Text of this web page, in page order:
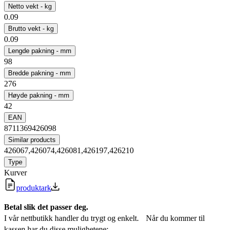
Netto vekt - kg
0.09
Brutto vekt - kg
0.09
Lengde pakning - mm
98
Bredde pakning - mm
276
Høyde pakning - mm
42
EAN
8711369426098
Similar products
426067,426074,426081,426197,426210
Type
Kurver
produktark
Betal slik det passer deg.
I vår nettbutikk handler du trygt og enkelt. Når du kommer til